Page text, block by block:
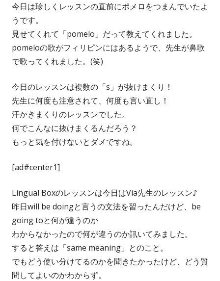
今日は珍しくレッスンの直前にポメロをつまんでいたよ
うです。
見せてくれて「pomelo」だって教えてくれました。
pomeloの歌がフィリピンにはあるようで、先生が鼻歌
で歌ってくれました。(笑)
今日のレッスンは複数の「s」が抜けまくり！
先生に何度も注意されて、何度も言い直し！
汗かきまくりのレッスンでした。
何でこんなに抜けまくるんだろう？
もっと気を付けないとダメですね。
[ad#center1]
Lingual Boxのレッスンは今日はVia先生のレッスン♪
昨日will be doingと言うの文法を習ったんだけど、be
going toと何が違うのか
わからなかったので何が違うのか訊いてみました。
すると答えは「same meaning」とのこと。
でもどう使い分けてるのかを聞きたかったけど、どう質
問してよいのかわからず。